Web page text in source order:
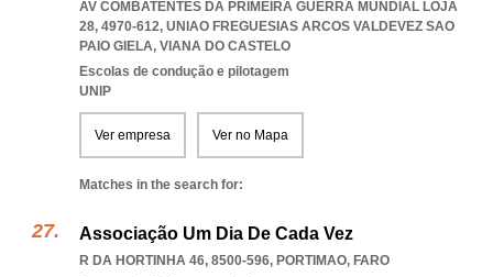
AV COMBATENTES DA PRIMEIRA GUERRA MUNDIAL LOJA
28, 4970-612, UNIAO FREGUESIAS ARCOS VALDEVEZ SAO
PAIO GIELA, VIANA DO CASTELO
Escolas de condução e pilotagem
UNIP
Ver empresa Ver no Mapa
Matches in the search for:
Associação Um Dia De Cada Vez
R DA HORTINHA 46, 8500-596, PORTIMAO, FARO